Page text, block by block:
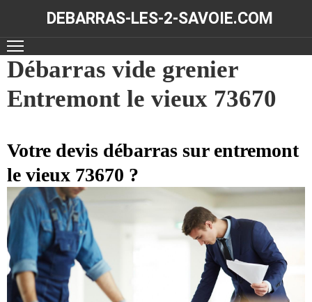
DEBARRAS-LES-2-SAVOIE.COM
ACCUEIL
DÉBARRAS
RÉALISATIONS
CONTACT
Débarras vide grenier
Entremont le vieux 73670
Votre devis débarras sur entremont
le vieux 73670 ?